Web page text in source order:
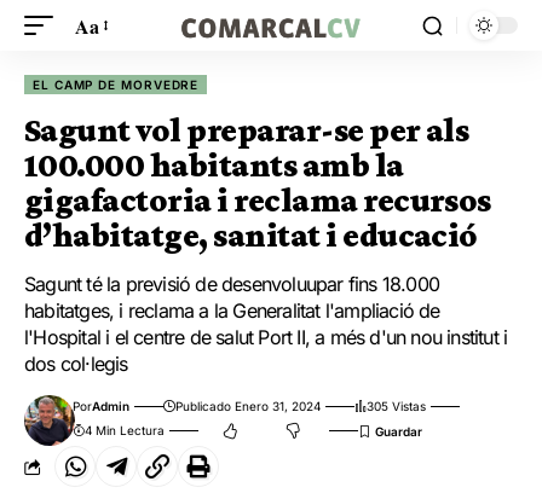
Aa
EL CAMP DE MORVEDRE
Sagunt vol preparar-se per als
100.000 habitants amb la
gigafactoria i reclama recursos
d’habitatge, sanitat i educació
Sagunt té la previsió de desenvoluupar fins 18.000
habitatges, i reclama a la Generalitat l'ampliació de
l'Hospital i el centre de salut Port II, a més d'un nou institut i
dos col·legis
PorAdmin Publicado Enero 31, 2024
305 Vistas
4 Min Lectura